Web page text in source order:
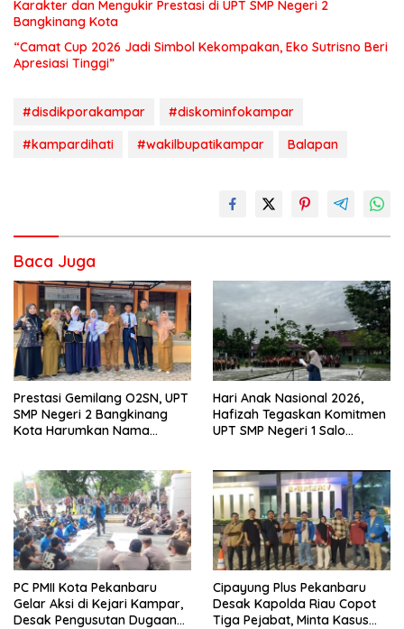
Karakter dan Mengukir Prestasi di UPT SMP Negeri 2
Bangkinang Kota
“Camat Cup 2026 Jadi Simbol Kekompakan, Eko Sutrisno Beri
Apresiasi Tinggi”
#disdikporakampar
#diskominfokampar
#kampardihati
#wakilbupatikampar Balapan
Baca Juga
Prestasi Gemilang O2SN, UPT
SMP Negeri 2 Bangkinang
Kota Harumkan Nama
Hari Anak Nasional 2026,
Hafizah Tegaskan Komitmen
UPT SMP Negeri 1 Salo
PC PMII Kota Pekanbaru
Gelar Aksi di Kejari Kampar,
Desak Pengusutan Dugaan
Cipayung Plus Pekanbaru
Desak Kapolda Riau Copot
Tiga Pejabat, Minta Kasus